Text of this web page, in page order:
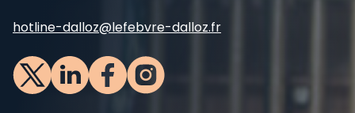
hotline-dalloz@lefebvre-dalloz.fr